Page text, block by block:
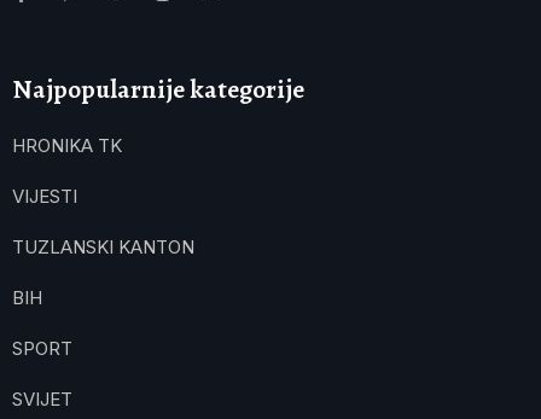
Najpopularnije kategorije
HRONIKA TK
VIJESTI
TUZLANSKI KANTON
BIH
SPORT
SVIJET